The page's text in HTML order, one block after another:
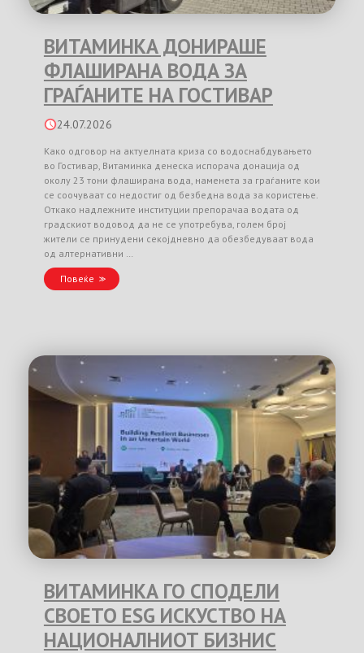
ВИТАМИНКА ДОНИРАШЕ
ФЛАШИРАНА ВОДА ЗА
ГРАЃАНИТЕ НА ГОСТИВАР
24.07.2026
Како одговор на актуелната криза со водоснабдувањето
во Гостивар, Витаминка денеска испорача донација од
околу 23 тони флаширана вода, наменета за граѓаните кои
се соочуваат со недостиг од безбедна вода за користење.
Откако надлежните институции препорачаа водата од
градскиот водовод да не се употребува, голем број
жители се принудени секојдневно да обезбедуваат вода
од алтернативни …
Повеќе
ВИТАМИНКА ГО СПОДЕЛИ
СВОЕТО ESG ИСКУСТВО НА
НАЦИОНАЛНИОТ БИЗНИС